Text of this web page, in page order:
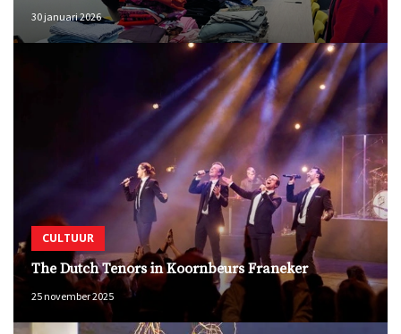
30 januari 2026
CULTUUR
The Dutch Tenors in Koornbeurs Franeker
25 november 2025